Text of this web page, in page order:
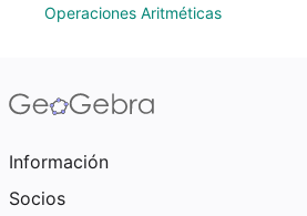
Operaciones Aritméticas
Información
Socios